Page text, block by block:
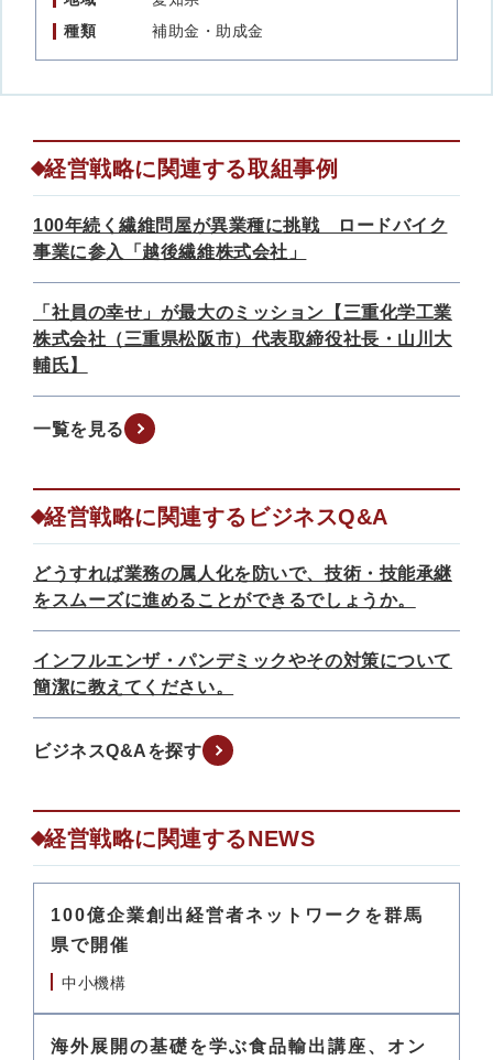
種類
補助金・助成金
経営戦略に関連する取組事例
100年続く繊維問屋が異業種に挑戦 ロードバイク
事業に参入「越後繊維株式会社」
「社員の幸せ」が最大のミッション【三重化学工業
株式会社（三重県松阪市）代表取締役社長・山川大
輔氏】
一覧を見る
経営戦略に関連するビジネスQ&A
どうすれば業務の属人化を防いで、技術・技能承継
をスムーズに進めることができるでしょうか。
インフルエンザ・パンデミックやその対策について
簡潔に教えてください。
ビジネスQ&Aを探す
経営戦略に関連するNEWS
100億企業創出経営者ネットワークを群馬
県で開催
中小機構
海外展開の基礎を学ぶ食品輸出講座、オン